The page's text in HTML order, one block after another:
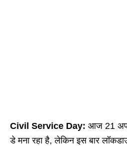
Civil Service Day: आज 21
डे मना रहा है, लेकिन इस बार